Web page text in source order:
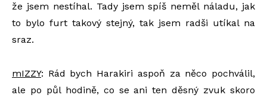
že jsem nestíhal. Tady jsem spíš neměl náladu, jak
to bylo furt takový stejný, tak jsem radši utíkal na
sraz.
mIZZY: Rád bych Harakiri aspoň za něco pochválil,
ale po půl hodině, co se ani ten děsný zvuk skoro